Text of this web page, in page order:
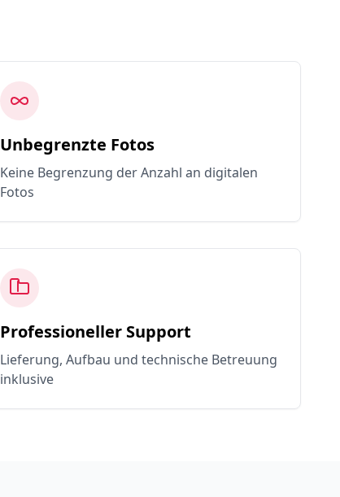
Unbegrenzte Fotos
Keine Begrenzung der Anzahl an digitalen
Fotos
Professioneller Support
Lieferung, Aufbau und technische Betreuung
inklusive